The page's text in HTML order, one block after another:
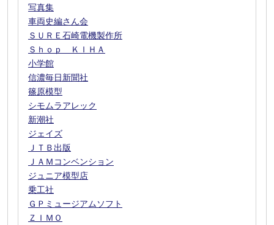
写真集
車両史編さん会
ＳＵＲＥ石崎電機製作所
Ｓｈｏｐ ＫＩＨＡ
小学館
信濃毎日新聞社
篠原模型
シモムラアレック
新潮社
ジェイズ
ＪＴＢ出版
ＪＡＭコンベンション
ジュニア模型店
乗工社
ＧＰミュージアムソフト
ＺＩＭＯ